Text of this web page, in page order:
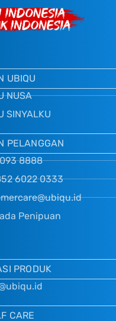
UBIQU
NUSA
SINYALKU
PELANGGAN
8888
6022 0333
Penipuan
PRODUK
CARE